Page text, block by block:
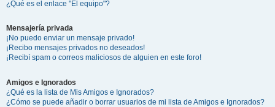
¿Qué es el enlace "El equipo"?
Mensajería privada
¡No puedo enviar un mensaje privado!
¡Recibo mensajes privados no deseados!
¡Recibí spam o correos maliciosos de alguien en este foro!
Amigos e Ignorados
¿Qué es la lista de Mis Amigos e Ignorados?
¿Cómo se puede añadir o borrar usuarios de mi lista de Amigos e Ignorados?